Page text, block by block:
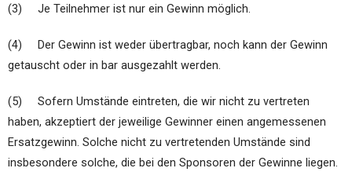
(3) Je Teilnehmer ist nur ein Gewinn möglich.
(4) Der Gewinn ist weder übertragbar, noch kann der Gewinn
getauscht oder in bar ausgezahlt werden.
(5) Sofern Umstände eintreten, die wir nicht zu vertreten
haben, akzeptiert der jeweilige Gewinner einen angemessenen
Ersatzgewinn. Solche nicht zu vertretenden Umstände sind
insbesondere solche, die bei den Sponsoren der Gewinne liegen.